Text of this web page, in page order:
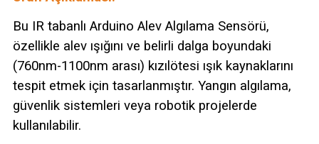
Bu IR tabanlı Arduino Alev Algılama Sensörü,
özellikle alev ışığını ve belirli dalga boyundaki
(760nm-1100nm arası) kızılötesi ışık kaynaklarını
tespit etmek için tasarlanmıştır. Yangın algılama,
güvenlik sistemleri veya robotik projelerde
kullanılabilir.